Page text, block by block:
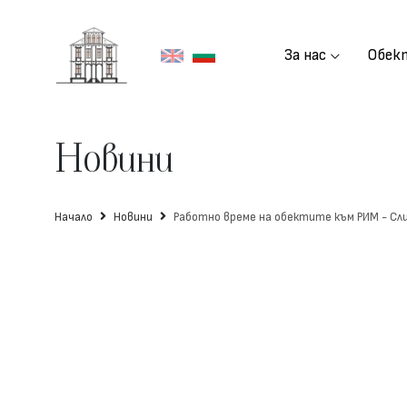
За нас
Новини
Начало Новини Работно време на обектите към РИМ -